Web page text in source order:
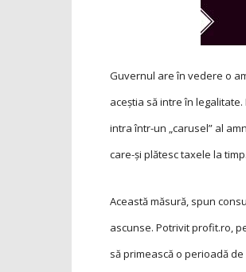
Guvernul are în vedere o
aceștia să intre în
intra într-un „carusel” al
care-și plătesc taxele la timp.
Această măsură, spun
ascunse. Potrivit profit.ro,
să primească o perioadă